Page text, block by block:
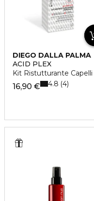
DIEGO DALLA PALMA
ACID PLEX
Kit Ristutturante Capelli
16,90 € 4.8 4